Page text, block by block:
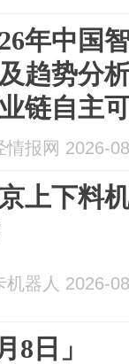
年中国
趋势分
链自主
情报网 2026-
上下料
机器人 2026-
8日」